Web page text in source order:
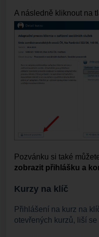
A následně kliknout na
Pozvánku si také
zobrazit přihlášku a
Kurzy na klíč
Přihlášení na kurz na
otevřených kurzů, liší